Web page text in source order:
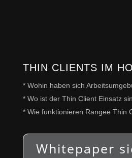
THIN CLIENTS IM
* Wohin haben sich
* Wo ist der Thin Client Einsatz
* Wie funktionieren Rangee Thin
Whitepaper